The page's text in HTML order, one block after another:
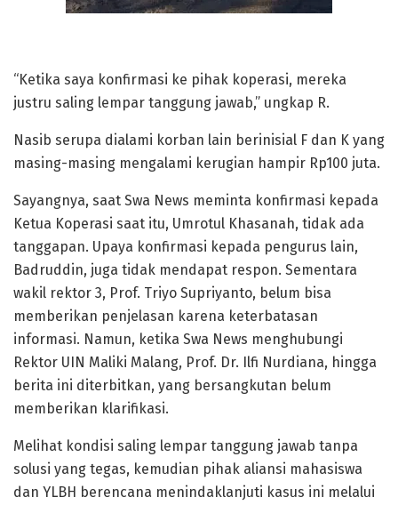
“Ketika saya konfirmasi ke pihak koperasi, mereka
justru saling lempar tanggung jawab,” ungkap R.
Nasib serupa dialami korban lain berinisial F dan K yang
masing-masing mengalami kerugian hampir Rp100 juta.
Sayangnya, saat Swa News meminta konfirmasi kepada
Ketua Koperasi saat itu, Umrotul Khasanah, tidak ada
tanggapan. Upaya konfirmasi kepada pengurus lain,
Badruddin, juga tidak mendapat respon. Sementara
wakil rektor 3, Prof. Triyo Supriyanto, belum bisa
memberikan penjelasan karena keterbatasan
informasi. Namun, ketika Swa News menghubungi
Rektor UIN Maliki Malang, Prof. Dr. Ilfi Nurdiana, hingga
berita ini diterbitkan, yang bersangkutan belum
memberikan klarifikasi.
Melihat kondisi saling lempar tanggung jawab tanpa
solusi yang tegas, kemudian pihak aliansi mahasiswa
dan YLBH berencana menindaklanjuti kasus ini melalui